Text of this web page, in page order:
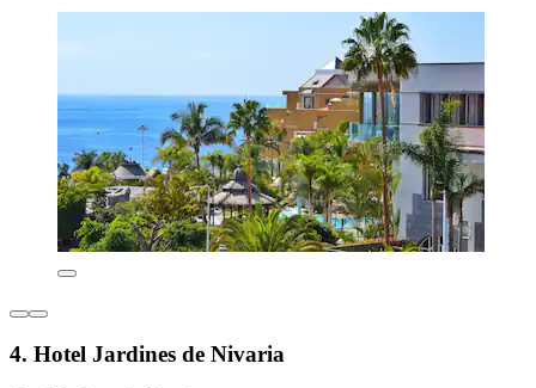
4. Hotel Jardines de Nivaria